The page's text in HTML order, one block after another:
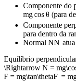
Componente do
mgcosθ (para
Componente
para dentro da
Normal NN
Equilíbrio
\Rightarrow N =
F = mg\tan\thetaF = m